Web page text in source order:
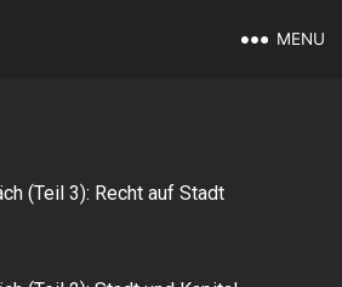
MENU
(Teil 3): Recht auf Stadt